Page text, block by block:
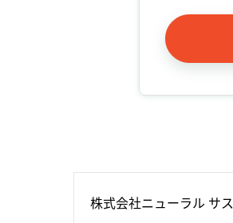
株式会社ニューラル サ